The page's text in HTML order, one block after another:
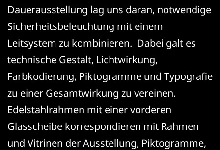
Dauerausstellung lag uns daran, notwendige
Sicherheitsbeleuchtung mit einem
Leitsystem zu kombinieren. Dabei galt es
technische Gestalt, Lichtwirkung,
Farbkodierung, Piktogramme und Typografie
zu einer Gesamtwirkung zu vereinen.
Edelstahlrahmen mit einer vorderen
Glasscheibe korrespondieren mit Rahmen
und Vitrinen der Ausstellung, Piktogramme,